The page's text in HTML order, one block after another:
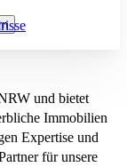
und bietet
Immobilien
Expertise und
für unsere